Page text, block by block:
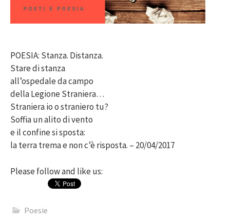
POESIA: Stanza. Distanza.
Stare di stanza
all’ospedale da campo
della Legione Straniera…
Straniera io o straniero tu?
Soffia un alito di vento
e il confine si sposta:
la terra trema e non c’è risposta. – 20/04/2017
Please follow and like us:
Poesie